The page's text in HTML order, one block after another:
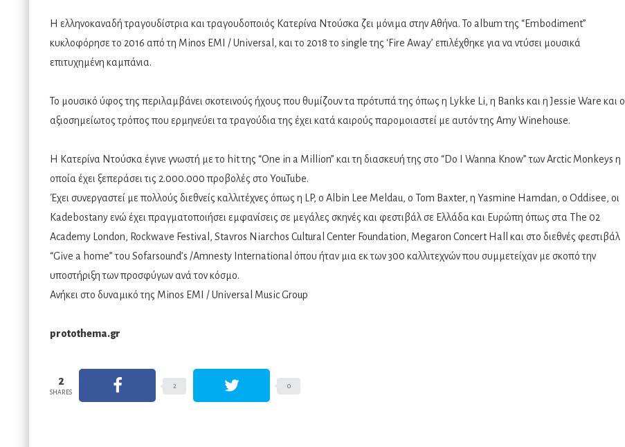
Η ελληνοκαναδή τραγουδίστρια και τραγουδοποιός Κατερίνα Ντούσκα ζει μόνιμα στην Αθήνα. Το album της “Embodiment”
κυκλοφόρησε το 2016 από τη Minos EMI / Universal, και το 2018 το single της ‘Fire Away’ επιλέχθηκε για να ντύσει μουσικά
επιτυχημένη καμπάνια.
Το μουσικό ύφος της περιλαμβάνει σκοτεινούς ήχους που θυμίζουν τα πρότυπά της όπως η Lykke Li, η Banks και η Jessie Ware και ο
αξιοσημείωτος τρόπος που ερμηνεύει τα τραγούδια της έχει κατά καιρούς παρομοιαστεί με αυτόν της Amy Winehouse.
Η Kατερίνα Ντούσκα έγινε γνωστή με το hit της “One in a Million” και τη διασκευή της στο “Do I Wanna Know” των Arctic Monkeys η
οποία έχει ξεπεράσει τις 2.000.000 προβολές στο YouTube.
Έχει συνεργαστεί με πολλούς διεθνείς καλλιτέχνες όπως η LP, ο Albin Lee Meldau, ο Tom Baxter, η Yasmine Hamdan, o Oddisee, οι
Kadebostany ενώ έχει πραγματοποιήσει εμφανίσεις σε μεγάλες σκηνές και φεστιβάλ σε Ελλάδα και Ευρώπη όπως στα The 02
Academy London, Rockwave Festival, Stavros Niarchos Cultural Center Foundation, Megaron Concert Hall και στο διεθνές φεστιβάλ
“Give a home” του Sofarsound’s /Amnesty International όπου ήταν μια εκ των 300 καλλιτεχνών που συμμετείχαν με σκοπό την
υποστήριξη των προσφύγων ανά τον κόσμο.
Ανήκει στο δυναμικό της Minos EMI / Universal Music Group
protothema.gr
2
SHARES
2 0